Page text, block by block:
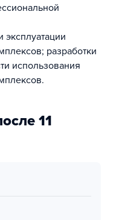
эксплуатации
разработки
использования
11